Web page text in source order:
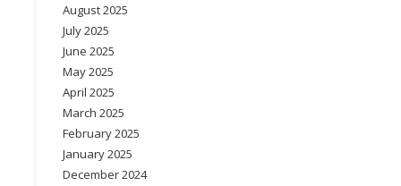
August 2025
July 2025
June 2025
May 2025
April 2025
March 2025
February 2025
January 2025
December 2024